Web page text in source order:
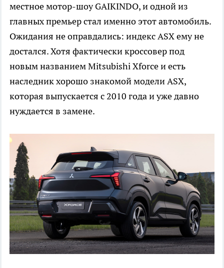
местное мотор-шоу GAIKINDO, и одной из
главных премьер стал именно этот автомобиль.
Ожидания не оправдались: индекс ASX ему не
достался. Хотя фактически кроссовер под
новым названием Mitsubishi Xforce и есть
наследник хорошо знакомой модели ASX,
которая выпускается с 2010 года и уже давно
нуждается в замене.